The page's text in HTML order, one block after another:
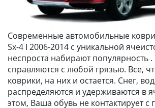
Современные автомобильные
Sx-4 I 2006-2014 с уникальной
неспроста набирают популярность
справляются с любой грязью. Все,
коврики, на них и остается. Снег,
распределяются и удерживаются в
этом, Ваша обувь не контактирует с